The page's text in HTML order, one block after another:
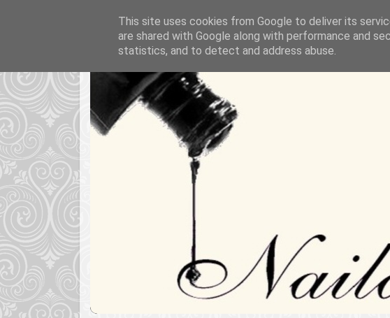
This site uses cookies from Google to deliver its
are shared with Google along with performance and
statistics, and to detect and address abuse.